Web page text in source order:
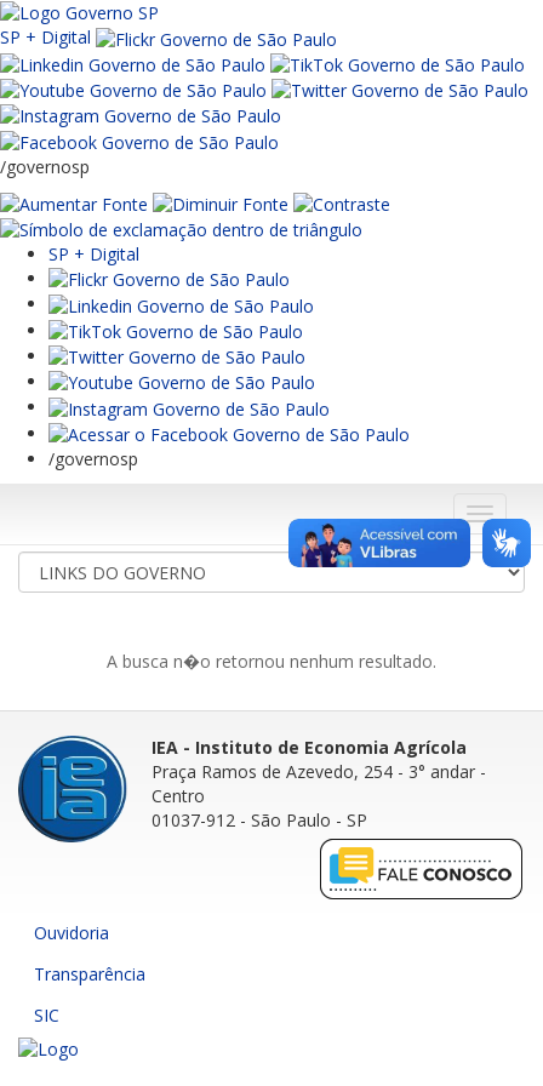
SP + Digital
/governosp
SP + Digital
/governosp
Menu
A busca n�o retornou nenhum resultado.
IEA - Instituto de Economia Agrícola
Praça Ramos de Azevedo, 254 - 3° andar -
Centro
01037-912 - São Paulo - SP
Ouvidoria
Transparência
SIC